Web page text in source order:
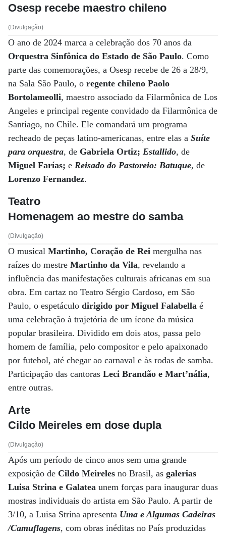
Osesp recebe maestro chileno
(Divulgação)
O ano de 2024 marca a celebração dos 70 anos da
Orquestra Sinfônica do Estado de São Paulo. Como
parte das comemorações, a Osesp recebe de 26 a 28/9,
na Sala São Paulo, o regente chileno Paolo
Bortolameolli, maestro associado da Filarmônica de Los
Angeles e principal regente convidado da Filarmônica de
Santiago, no Chile. Ele comandará um programa
recheado de peças latino-americanas, entre elas a Suíte
para orquestra, de Gabriela Ortiz; Estallido, de
Miguel Farías; e Reisado do Pastoreio: Batuque, de
Lorenzo Fernandez.
Teatro
Homenagem ao mestre do samba
(Divulgação)
O musical Martinho, Coração de Rei mergulha nas
raízes do mestre Martinho da Vila, revelando a
influência das manifestações culturais africanas em sua
obra. Em cartaz no Teatro Sérgio Cardoso, em São
Paulo, o espetáculo dirigido por Miguel Falabella é
uma celebração à trajetória de um ícone da música
popular brasileira. Dividido em dois atos, passa pelo
homem de família, pelo compositor e pelo apaixonado
por futebol, até chegar ao carnaval e às rodas de samba.
Participação das cantoras Leci Brandão e Mart’nália,
entre outras.
Arte
Cildo Meireles em dose dupla
(Divulgação)
Após um período de cinco anos sem uma grande
exposição de Cildo Meireles no Brasil, as galerias
Luisa Strina e Galatea unem forças para inaugurar duas
mostras individuais do artista em São Paulo. A partir de
3/10, a Luisa Strina apresenta Uma e Algumas Cadeiras
/Camuflagens, com obras inéditas no País produzidas